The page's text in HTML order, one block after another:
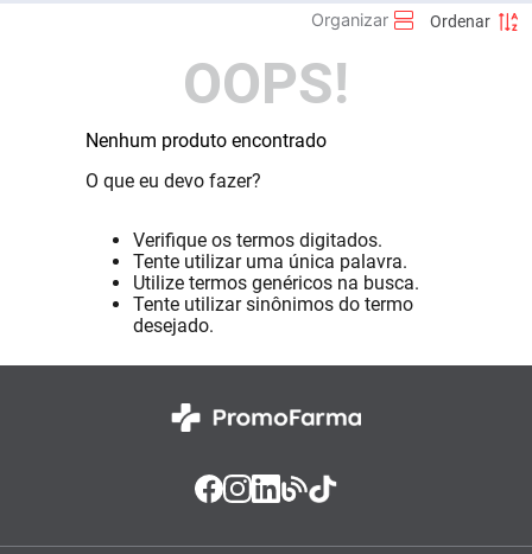
OOPS!
Nenhum produto encontrado
O que eu devo fazer?
Verifique os termos digitados.
Tente utilizar uma única palavra.
Utilize termos genéricos na busca.
Tente utilizar sinônimos do termo
desejado.
Fralda G
Desodorante
Absorvente
Pampers Confort Sec
Lavitan